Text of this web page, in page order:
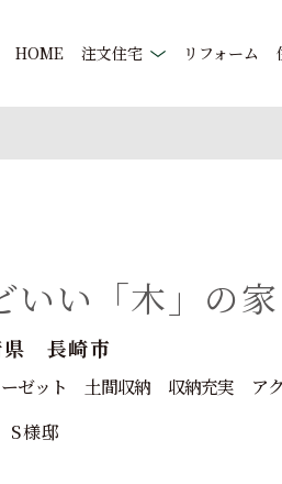
HOME 注文住宅 リフォーム
いい「木」の家
県 長崎市
ゼット 土間収納 収納充実
ア
S様邸